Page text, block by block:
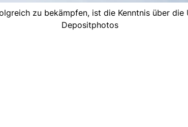
zu bekämpfen, ist die Kenntnis über die
Depositphotos